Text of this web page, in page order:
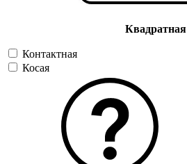
Квадратная
Контактная
Косая